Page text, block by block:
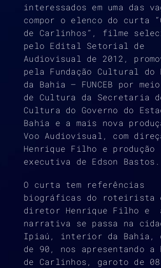
interessados em uma das
compor o elenco do curta
de Carlinhos”, filme
pelo Edital Setorial de
Audiovisual de 2012,
pela Fundação Cultural do
da Bahia – FUNCEB por
de Cultura da Secretaria
Cultura do Governo do
Bahia e a mais nova
Voo Audiovisual, com
Henrique Filho e produção
executiva de Edson Bastos.
O curta tem referências
biográficas do roteirista
diretor Henrique Filho e
narrativa se passa na
Ipiaú, interior da Bahia,
de 90, nos apresentando
de Carlinhos, garoto de 08